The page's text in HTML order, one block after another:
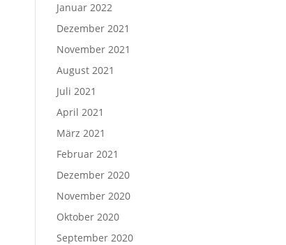
Januar 2022
Dezember 2021
November 2021
August 2021
Juli 2021
April 2021
März 2021
Februar 2021
Dezember 2020
November 2020
Oktober 2020
September 2020